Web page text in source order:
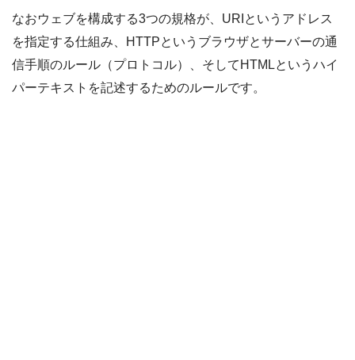
なおウェブを構成する3つの規格が、URIというアドレス
を指定する仕組み、HTTPというブラウザとサーバーの通
信手順のルール（プロトコル）、そしてHTMLというハイ
パーテキストを記述するためのルールです。